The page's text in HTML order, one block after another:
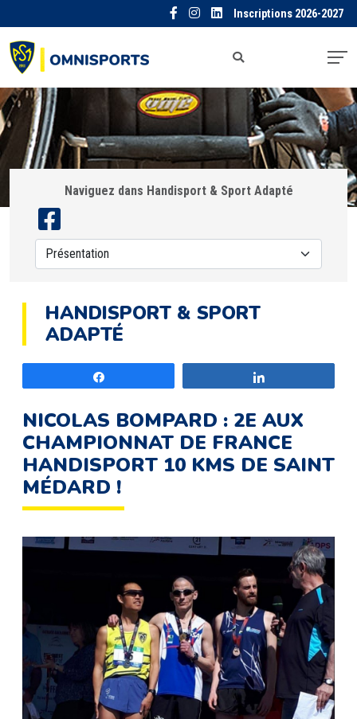
Inscriptions 2026-2027
Naviguez dans Handisport & Sport Adapté
HANDISPORT & SPORT
ADAPTÉ
NICOLAS BOMPARD : 2E AUX
CHAMPIONNAT DE FRANCE
HANDISPORT 10 KMS DE SAINT
MÉDARD !